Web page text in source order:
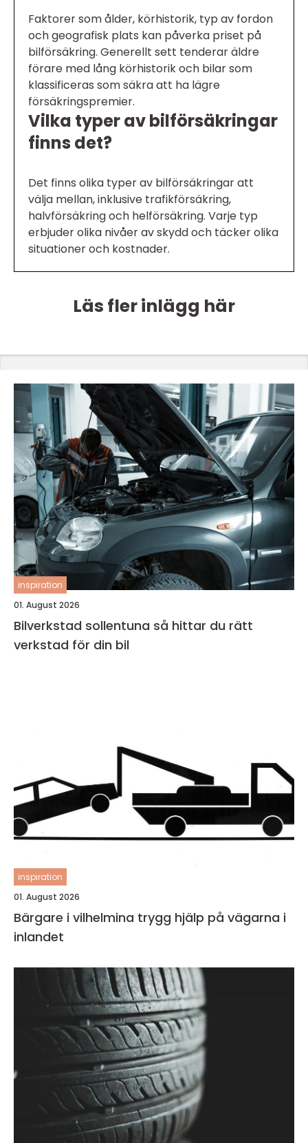
Faktorer som ålder, körhistorik, typ av fordon
och geografisk plats kan påverka priset på
bilförsäkring. Generellt sett tenderar äldre
förare med lång körhistorik och bilar som
klassificeras som säkra att ha lägre
försäkringspremier.
Vilka typer av bilförsäkringar
finns det?
Det finns olika typer av bilförsäkringar att
välja mellan, inklusive trafikförsäkring,
halvförsäkring och helförsäkring. Varje typ
erbjuder olika nivåer av skydd och täcker olika
situationer och kostnader.
Läs fler inlägg här
inspiration
01. August 2026
Bilverkstad sollentuna så hittar du rätt
verkstad för din bil
inspiration
01. August 2026
Bärgare i vilhelmina trygg hjälp på vägarna i
inlandet